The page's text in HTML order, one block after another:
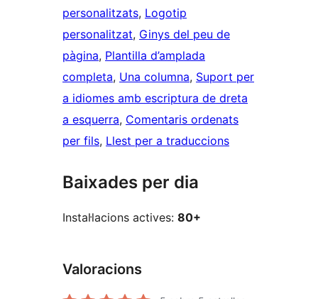
personalitzats, Logotip
personalitzat, Ginys del peu de
pàgina, Plantilla d’amplada
completa, Una columna, Suport per
a idiomes amb escriptura de dreta
a esquerra, Comentaris ordenats
per fils, Llest per a traduccions
Baixades per dia
Instal·lacions actives: 80+
Valoracions